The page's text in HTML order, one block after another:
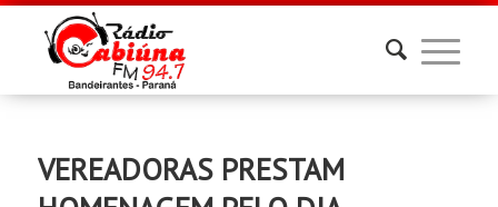
VEREADORAS PRESTAM